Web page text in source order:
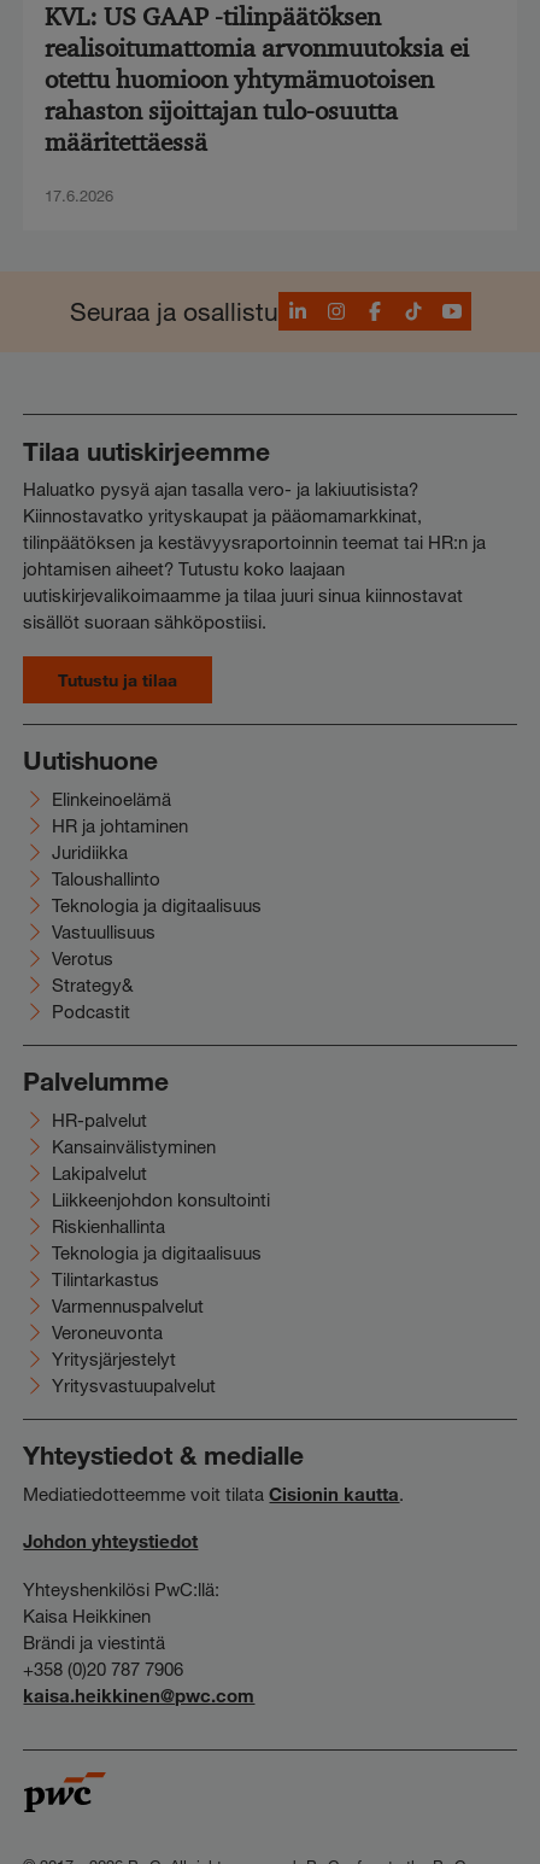
KVL: US GAAP -tilinpäätöksen
realisoitumattomia arvonmuutoksia ei
otettu huomioon yhtymämuotoisen
rahaston sijoittajan tulo-osuutta
määritettäessä
17.6.2026
Seuraa ja osallistuLinkedInInstagram
Facebook
TikTokYouTube
Tilaa uutiskirjeemme
Haluatko pysyä ajan tasalla vero- ja lakiuutisista?
Kiinnostavatko yrityskaupat ja pääomamarkkinat,
tilinpäätöksen ja kestävyysraportoinnin teemat tai HR:n ja
johtamisen aiheet? Tutustu koko laajaan
uutiskirjevalikoimaamme ja tilaa juuri sinua kiinnostavat
sisällöt suoraan sähköpostiisi.
Tutustu ja tilaa
Uutishuone
Elinkeinoelämä
HR ja johtaminen
Juridiikka
Taloushallinto
Teknologia ja digitaalisuus
Vastuullisuus
Verotus
Strategy&
Podcastit
Palvelumme
HR-palvelut
Kansainvälistyminen
Lakipalvelut
Liikkeenjohdon konsultointi
Riskienhallinta
Teknologia ja digitaalisuus
Tilintarkastus
Varmennuspalvelut
Veroneuvonta
Yritysjärjestelyt
Yritysvastuupalvelut
Yhteystiedot & medialle
Mediatiedotteemme voit tilataCisionin kautta.
Johdon yhteystiedot
Yhteyshenkilösi PwC:llä:
Kaisa Heikkinen
Brändi ja viestintä
+358 (0)20 787 7906
kaisa.heikkinen@pwc.com